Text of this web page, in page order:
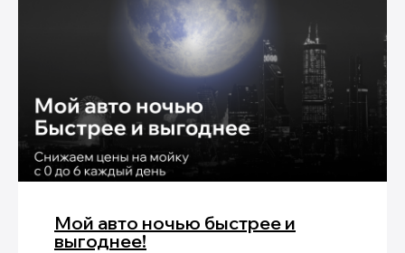
Мой авто ночью быстрее и
выгоднее!